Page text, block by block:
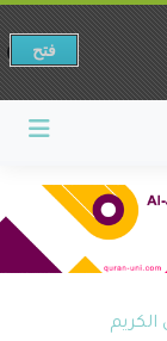
الكريم
فتح